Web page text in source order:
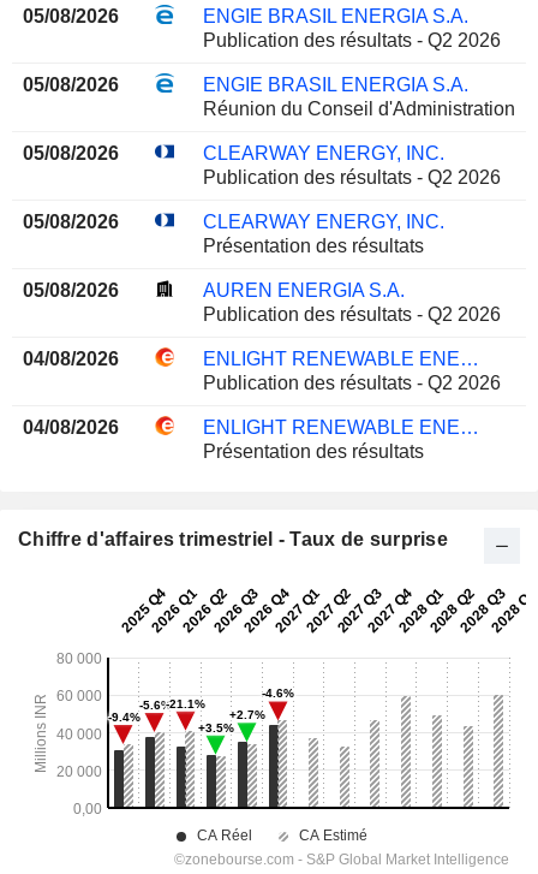
05/08/2026
ENGIE BRASIL ENERGIA S.A.
Publication des résultats - Q2 2026
05/08/2026
ENGIE BRASIL ENERGIA S.A.
Réunion du Conseil d'Administration
05/08/2026
CLEARWAY ENERGY, INC.
Publication des résultats - Q2 2026
05/08/2026
CLEARWAY ENERGY, INC.
Présentation des résultats
05/08/2026
AUREN ENERGIA S.A.
Publication des résultats - Q2 2026
04/08/2026
ENLIGHT RENEWABLE ENERGY LTD
Publication des résultats - Q2 2026
04/08/2026
ENLIGHT RENEWABLE ENERGY LTD
Présentation des résultats
Chiffre d'affaires trimestriel - Taux de surprise